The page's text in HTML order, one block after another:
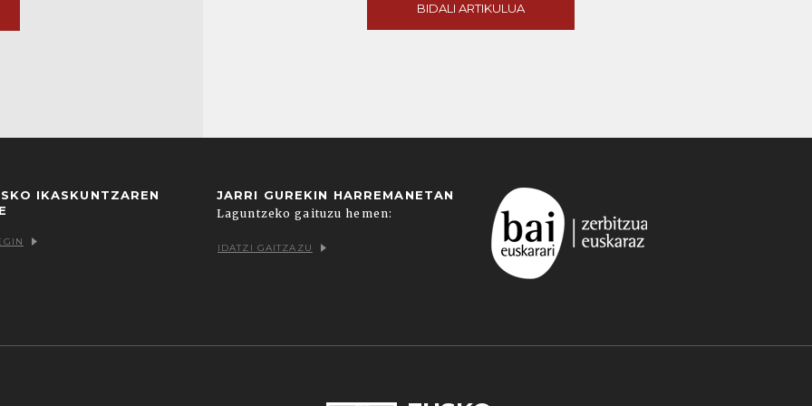
BIDALI ARTIKULUA
IKASKUNTZAREN
JARRI GUREKIN HARREMANETAN
Laguntzeko gaituzu hemen:
IDATZI GAITZAZU